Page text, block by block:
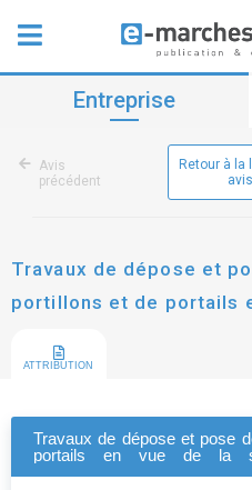
Entreprise
Avis
précédent
Retour à la
avis
Travaux de dépose et
portillons et de portails
ATTRIBUTION
Travaux de dépose et pose
portails en vue de la